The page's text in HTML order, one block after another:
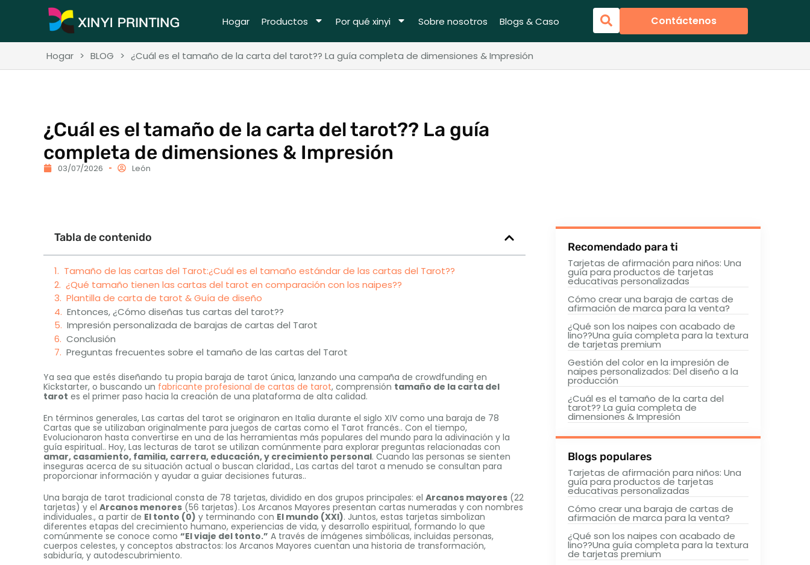
Hogar Productos Por qué xinyi Sobre nosotros Blogs & Caso Contáctenos
Hogar > BLOG > ¿Cuál es el tamaño de la carta del tarot?? La guía completa de dimensiones & Impresión
¿Cuál es el tamaño de la carta del tarot?? La guía
completa de dimensiones & Impresión
03/07/2026 León
Tabla de contenido
Tamaño de las cartas del Tarot:¿Cuál es el tamaño estándar de las cartas del Tarot??
¿Qué tamaño tienen las cartas del tarot en comparación con los naipes??
Plantilla de carta de tarot & Guía de diseño
Entonces, ¿Cómo diseñas tus cartas del tarot??
Impresión personalizada de barajas de cartas del Tarot
Conclusión
Preguntas frecuentes sobre el tamaño de las cartas del Tarot
Ya sea que estés diseñando tu propia baraja de tarot única, lanzando una campaña de crowdfunding en
Kickstarter, o buscando un fabricante profesional de cartas de tarot, comprensión tamaño de la carta del
tarot es el primer paso hacia la creación de una plataforma de alta calidad.
En términos generales, Las cartas del tarot se originaron en Italia durante el siglo XIV como una baraja de 78
Cartas que se utilizaban originalmente para juegos de cartas como el Tarot francés.. Con el tiempo,
Evolucionaron hasta convertirse en una de las herramientas más populares del mundo para la adivinación y la
guía espiritual.. Hoy, Las lecturas de tarot se utilizan comúnmente para explorar preguntas relacionadas con
amar, casamiento, familia, carrera, educación, y crecimiento personal. Cuando las personas se sienten
inseguras acerca de su situación actual o buscan claridad., Las cartas del tarot a menudo se consultan para
proporcionar información y ayudar a guiar decisiones futuras..
Una baraja de tarot tradicional consta de 78 tarjetas, dividido en dos grupos principales: el Arcanos mayores (22
tarjetas) y el Arcanos menores (56 tarjetas). Los Arcanos Mayores presentan cartas numeradas y con nombres
individuales., a partir de El tonto (0) y terminando con El mundo (XXI). Juntos, estas tarjetas simbolizan
diferentes etapas del crecimiento humano, experiencias de vida, y desarrollo espiritual, formando lo que
comúnmente se conoce como “El viaje del tonto.” A través de imágenes simbólicas, incluidas personas,
cuerpos celestes, y conceptos abstractos: los Arcanos Mayores cuentan una historia de transformación,
sabiduría, y autodescubrimiento.
Recomendado para ti
Tarjetas de afirmación para niños: Una
guía para productos de tarjetas
educativas personalizadas
Cómo crear una baraja de cartas de
afirmación de marca para la venta?
¿Qué son los naipes con acabado de
lino??Una guía completa para la textura
de tarjetas premium
Gestión del color en la impresión de
naipes personalizados: Del diseño a la
producción
¿Cuál es el tamaño de la carta del
tarot?? La guía completa de
dimensiones & Impresión
Blogs populares
Tarjetas de afirmación para niños: Una
guía para productos de tarjetas
educativas personalizadas
Cómo crear una baraja de cartas de
afirmación de marca para la venta?
¿Qué son los naipes con acabado de
lino??Una guía completa para la textura
de tarjetas premium